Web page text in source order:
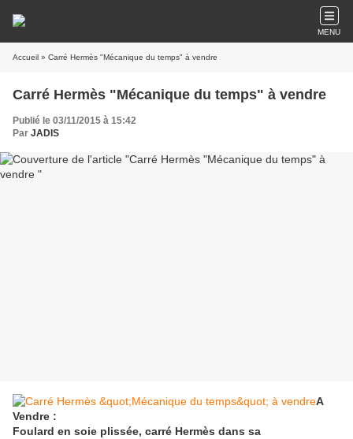
MENU
Accueil » Carré Hermès "Mécanique du temps" à vendre
Carré Hermès "Mécanique du temps" à vendre
Publié le 03/11/2015 à 15:42
Par JADIS
A
Vendre :
Foulard en soie plissée, carré Hermès dans sa